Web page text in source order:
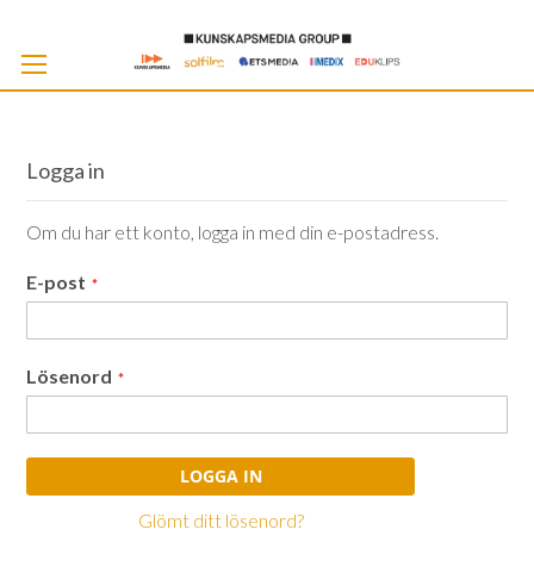
Logga in
Om du har ett konto, logga in med din e-postadress.
E-post
Lösenord
LOGGA IN
Glömt ditt lösenord?